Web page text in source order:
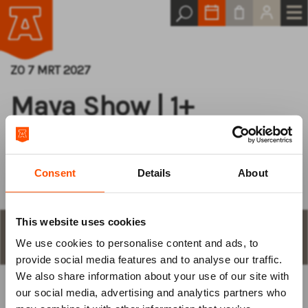
Consent Details About
This website uses cookies
We use cookies to personalise content and ads, to
provide social media features and to analyse our traffic.
We also share information about your use of our site with
our social media, advertising and analytics partners who
ZO 7 MRT 2027
Maya Show | 1+
Samen picknicken
aantal plaatsen en keuze
KIES ZELF EEN PLAATS
Log van tevoren
in